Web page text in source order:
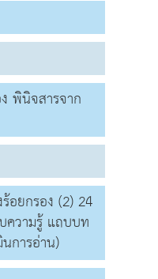
พินิจสารจาก
อยกรอง (2) 24
ความรู้ แถบบท
การอ่าน)